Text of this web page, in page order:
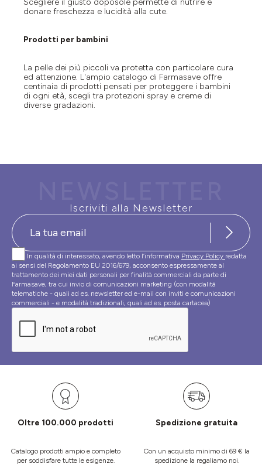
Scegliere il giusto doposole permette di nutrire e
donare freschezza e lucidità alla cute.
Prodotti per bambini
La pelle dei più piccoli va protetta con particolare cura
ed attenzione. L'ampio catalogo di Farmasave offre
centinaia di prodotti pensati per proteggere i bambini
di ogni età, scegli tra protezioni spray e creme di
diverse gradazioni.
Iscriviti alla Newsletter
In qualità di interessato, avendo letto l’informativa Privacy Policy redatta
ai sensi del Regolamento EU 2016/679, acconsento espressamente al
trattamento dei miei dati personali per finalità commerciali da parte di
Farmasave, tra cui invio di comunicazioni marketing (con modalità
telematiche - quali ad es. newsletter ed e-mail con inviti e comunicazioni
commerciali - e modalità tradizionali, quali ad es. posta cartacea)
Oltre 100.000 prodotti
Catalogo prodotti ampio e completo
per soddisfare tutte le esigenze.
Spedizione gratuita
Con un acquisto minimo di 69 € la
spedizione la regaliamo noi.